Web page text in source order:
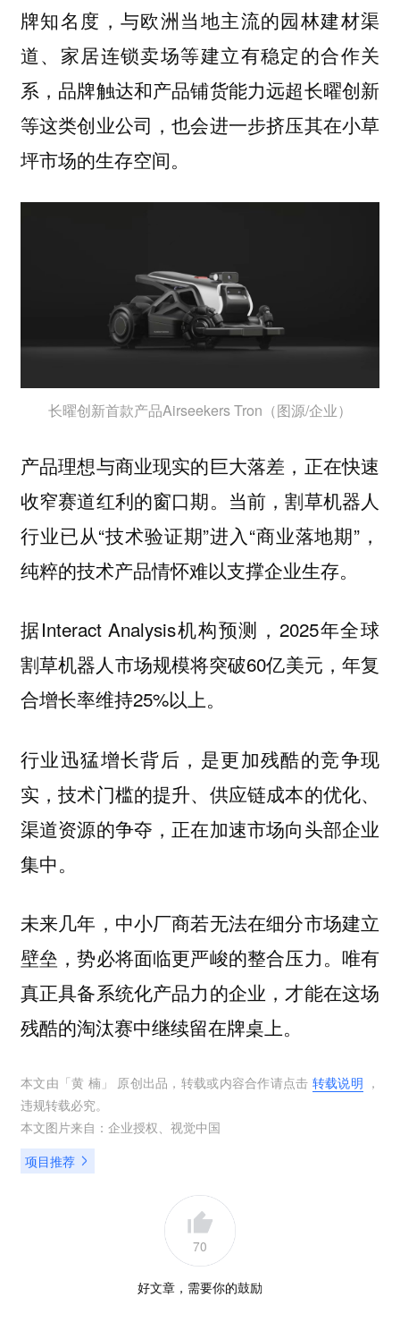
牌知名度，与欧洲当地主流的园林建材渠
道、家居连锁卖场等建立有稳定的合作关
系，品牌触达和产品铺货能力远超长曜创新
等这类创业公司，也会进一步挤压其在小草
坪市场的生存空间。
长曜创新首款产品Airseekers Tron（图源/企业）
产品理想与商业现实的巨大落差，正在快速
收窄赛道红利的窗口期。当前，割草机器人
行业已从“技术验证期”进入“商业落地期”，
纯粹的技术产品情怀难以支撑企业生存。
据Interact Analysis机构预测，2025年全球
割草机器人市场规模将突破60亿美元，年复
合增长率维持25%以上。
行业迅猛增长背后，是更加残酷的竞争现
实，技术门槛的提升、供应链成本的优化、
渠道资源的争夺，正在加速市场向头部企业
集中。
未来几年，中小厂商若无法在细分市场建立
壁垒，势必将面临更严峻的整合压力。唯有
真正具备系统化产品力的企业，才能在这场
残酷的淘汰赛中继续留在牌桌上。
本文由「黄 楠」 原创出品，转载或内容合作请点击 转载说明 ，
违规转载必究。
本文图片来自： 企业授权
视觉中国
项目推荐
70
好文章，需要你的鼓励